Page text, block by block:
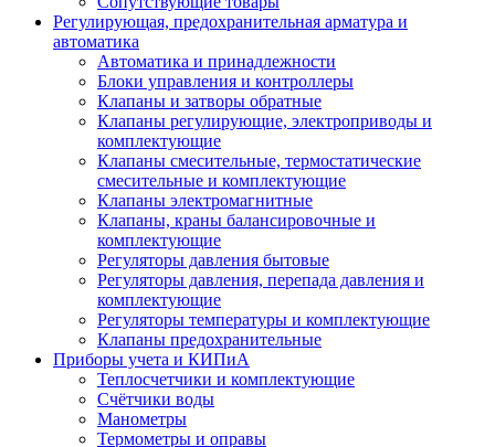
Регулирующая, предохранительная арматура и
автоматика
Автоматика и принадлежности
Блоки управления и контроллеры
Клапаны и затворы обратные
Клапаны регулирующие, электроприводы и
комплектующие
Клапаны смесительные, термостатические
смесительные и комплектующие
Клапаны электромагнитные
Клапаны, краны балансировочные и
комплектующие
Регуляторы давления бытовые
Регуляторы давления, перепада давления и
комплектующие
Регуляторы температуры и комплектующие
Клапаны предохранительные
Приборы учета и КИПиА
Теплосчетчики и комплектующие
Счётчики воды
Манометры
Термометры и оправы